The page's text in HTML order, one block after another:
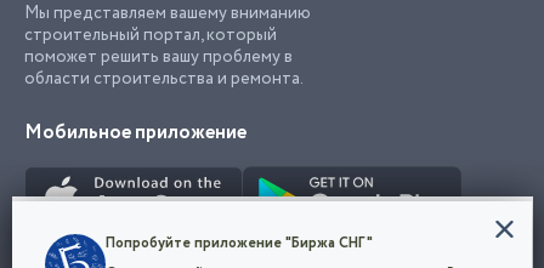
Мы представляем вашему вниманию
строительный портал, который
поможет решить вашу проблему в
области строительства и ремонта.
Мобильное приложение
Конфиденциальность
Попробуйте приложение "Биржа СНГ"